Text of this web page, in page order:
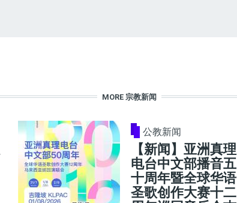
MORE 宗教新闻
公教新闻
【新闻】亚洲真理
电台中文部播音五
十周年暨全球华语
圣歌创作大赛十二